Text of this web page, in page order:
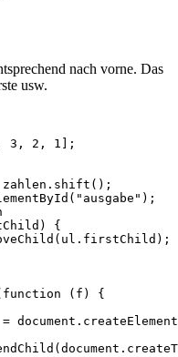
nach vorne. Das
usw.
3 , 2 , 1 ];
zahlen . shift ();
( "ausgabe" );
)
{
( ul . firstChild );
function ( f )
{
= document . createElement
(document .